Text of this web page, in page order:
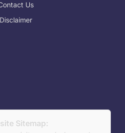
Us
Disclaimer
Sitemap: